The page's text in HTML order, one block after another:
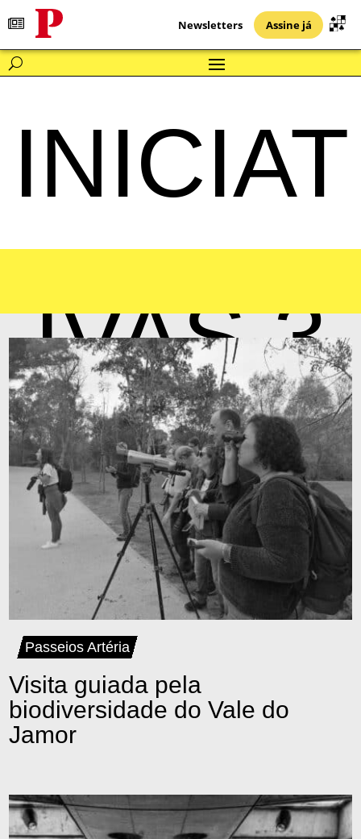
Newsletters Assine já
INICIAT
IVAS 3
Visita guiada pela
biodiversidade do Vale do
Jamor
Passeios Artéria